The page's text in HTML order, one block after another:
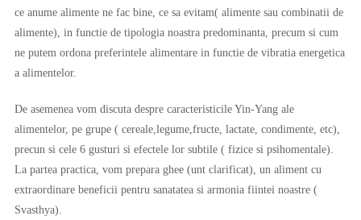
ce anume alimente ne fac bine, ce sa evitam( alimente sau combinatii de
alimente), in functie de tipologia noastra predominanta, precum si cum
ne putem ordona preferintele alimentare in functie de vibratia energetica
a alimentelor.
De asemenea vom discuta despre caracteristicile Yin-Yang ale
alimentelor, pe grupe ( cereale,legume,fructe, lactate, condimente, etc),
precun si cele 6 gusturi si efectele lor subtile ( fizice si psihomentale).
La partea practica, vom prepara ghee (unt clarificat), un aliment cu
extraordinare beneficii pentru sanatatea si armonia fiintei noastre (
Svasthya).